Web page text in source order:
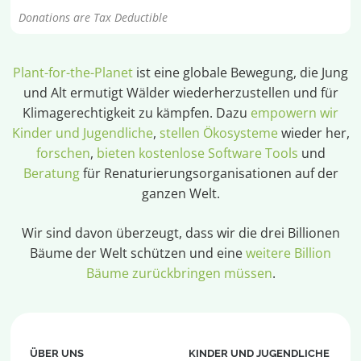
Donations are Tax Deductible
Plant-for-the-Planet ist eine globale Bewegung, die Jung
und Alt ermutigt Wälder wiederherzustellen und für
Klimagerechtigkeit zu kämpfen. Dazu empowern wir
Kinder und Jugendliche, stellen Ökosystemewieder her,
forschen, bieten kostenlose Software Tools und
Beratungfür Renaturierungsorganisationen auf der
ganzen Welt.
Wir sind davon überzeugt, dass wir die drei Billionen
Bäume der Welt schützen und eineweitere Billion
Bäume zurückbringen müssen.
ÜBER UNS KINDER UND JUGENDLICHE